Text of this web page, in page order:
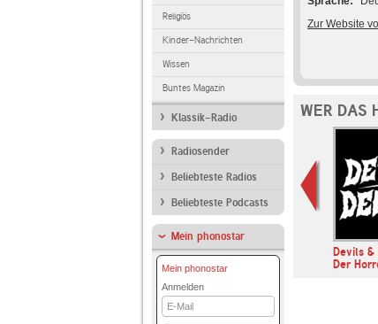
Religiös
Kinder-Nachrichten
Wissen
Buntes Magazin
Klassik-Radio
Radiosender
Beliebteste Radios
Beliebteste Podcasts
Mein phonostar
Mein phonostar
Anmelden
E-
Mail
Zur Website
WER DAS
Schroeder & Somuncu
Devils
Der